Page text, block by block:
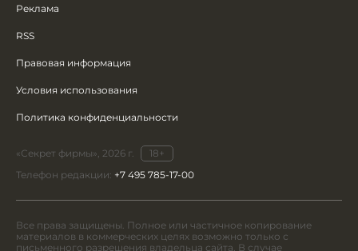
Реклама
RSS
Правовая информация
Условия использования
Политика конфиденциальности
«Секрет фирмы», 2026 г.
18+
Телефон редакции: +7 495 785-17-00
Все права защищены. Полное или частичное копирование
материалов в коммерческих целях возможно только с
письменного разрешения владельца сайта. В случае